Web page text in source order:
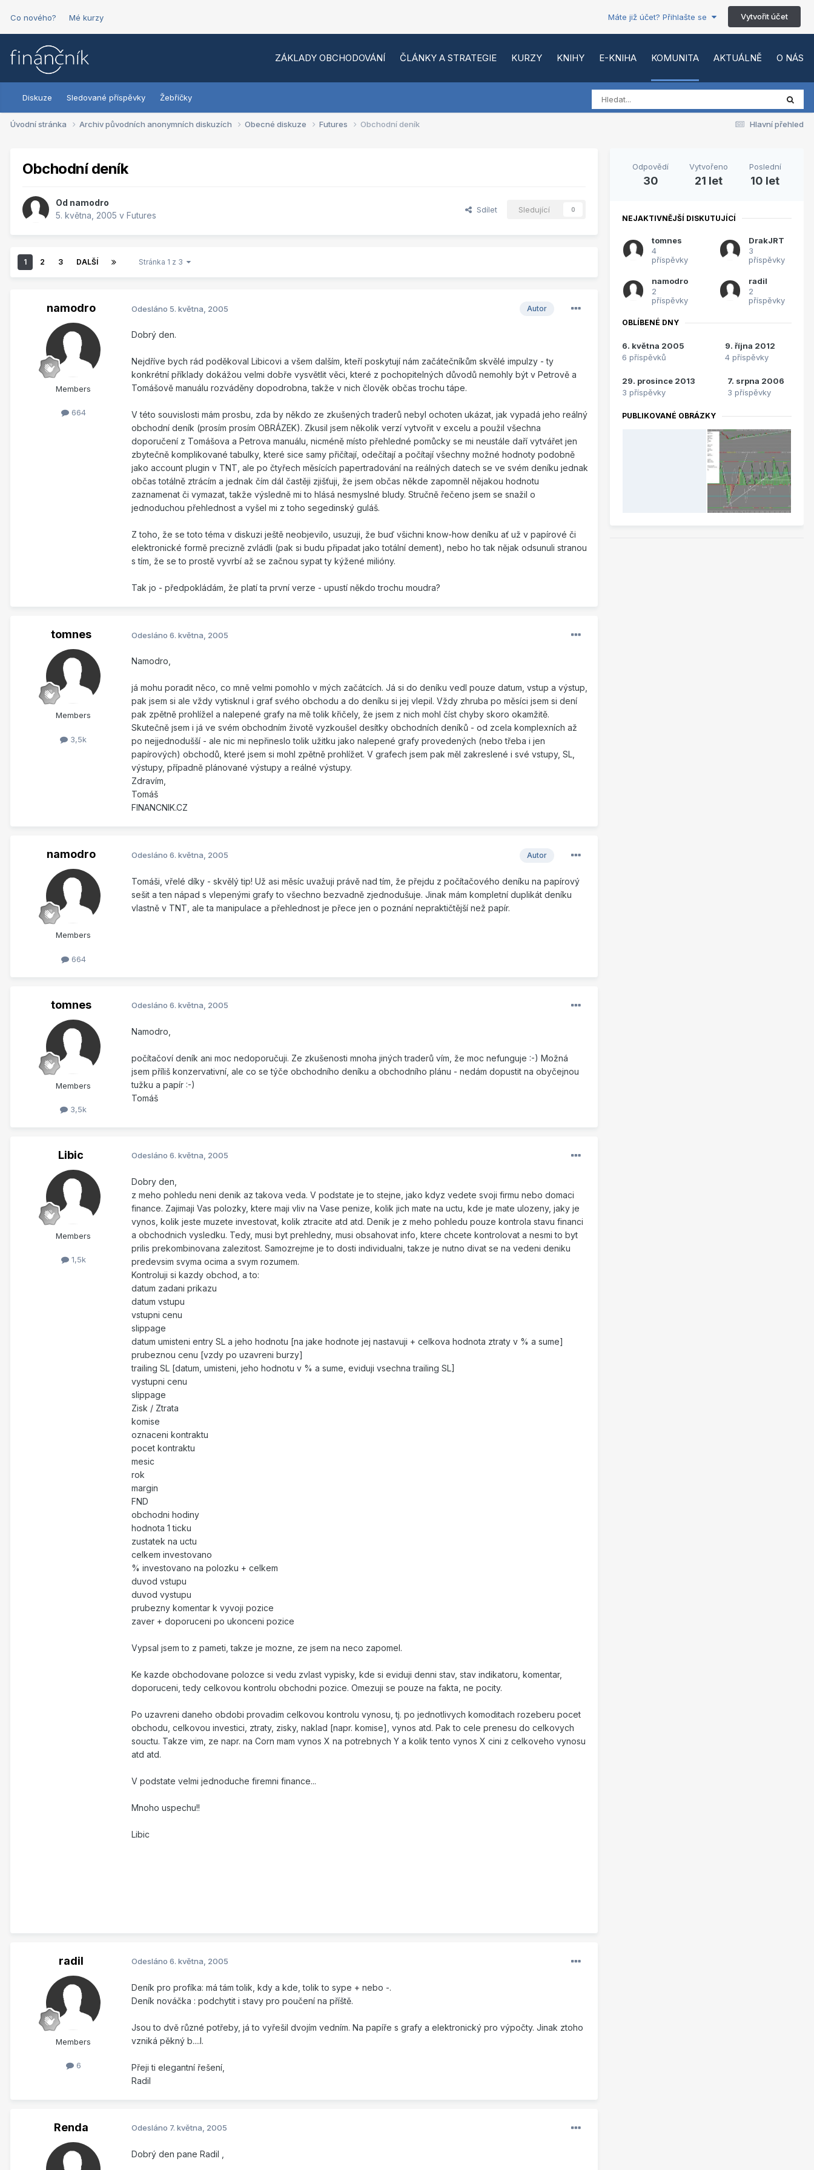
Co nového? Mé kurzy Máte již účet? Přihlašte se Vytvořit účet
ZÁKLADY OBCHODOVÁNÍ ČLÁNKY A STRATEGIE KURZY KNIHY E-KNIHA KOMUNITA AKTUÁLNĚ O NÁS
Diskuze Sledované příspěvky Žebříčky
Hlavní přehled
Úvodní stránka Archiv původních anonymních diskuzích Obecné diskuze Futures Obchodní deník
Obchodní deník
Od namodro
5. května, 2005 v Futures
Sdílet Sledující 0
1 2 3 DALŠÍ Stránka 1 z 3
namodro
Members
664
Autor
Odesláno 5. května, 2005
Dobrý den.
Nejdříve bych rád poděkoval Libicovi a všem dalším, kteří poskytují nám začátečníkům skvělé impulzy - ty
konkrétní příklady dokážou velmi dobře vysvětlit věci, které z pochopitelných důvodů nemohly být v Petrově a
Tomášově manuálu rozváděny dopodrobna, takže v nich člověk občas trochu tápe.
V této souvislosti mám prosbu, zda by někdo ze zkušených traderů nebyl ochoten ukázat, jak vypadá jeho reálný
obchodní deník (prosím prosím OBRÁZEK). Zkusil jsem několik verzí vytvořit v excelu a použil všechna
doporučení z Tomášova a Petrova manuálu, nicméně místo přehledné pomůcky se mi neustále daří vytvářet jen
zbytečně komplikované tabulky, které sice samy přičítají, odečítají a počítají všechny možné hodnoty podobně
jako account plugin v TNT, ale po čtyřech měsících papertradování na reálných datech se ve svém deníku jednak
občas totálně ztrácím a jednak čím dál častěji zjišťuji, že jsem občas někde zapomněl nějakou hodnotu
zaznamenat či vymazat, takže výsledně mi to hlásá nesmyslné bludy. Stručně řečeno jsem se snažil o
jednoduchou přehlednost a vyšel mi z toho segedinský guláš.
Z toho, že se toto téma v diskuzi ještě neobjevilo, usuzuji, že buď všichni know-how deníku ať už v papírové či
elektronické formě precizně zvládli (pak si budu připadat jako totální dement), nebo ho tak nějak odsunuli stranou
s tím, že se to prostě vyvrbí až se začnou sypat ty kýžené milióny.
Tak jo - předpokládám, že platí ta první verze - upustí někdo trochu moudra?
tomnes
Members
3,5k
Odesláno 6. května, 2005
Namodro,
já mohu poradit něco, co mně velmi pomohlo v mých začátcích. Já si do deníku vedl pouze datum, vstup a výstup,
pak jsem si ale vždy vytisknul i graf svého obchodu a do deníku si jej vlepil. Vždy zhruba po měsíci jsem si dení
pak zpětně prohlížel a nalepené grafy na mě tolik křičely, že jsem z nich mohl číst chyby skoro okamžitě.
Skutečně jsem i já ve svém obchodním životě vyzkoušel desítky obchodních deníků - od zcela komplexních až
po nejjednodušší - ale nic mi nepřineslo tolik užitku jako nalepené grafy provedených (nebo třeba i jen
papírových) obchodů, které jsem si mohl zpětně prohlížet. V grafech jsem pak měl zakreslené i své vstupy, SL,
výstupy, případně plánované výstupy a reálné výstupy.
Zdravím,
Tomáš
FINANCNIK.CZ
namodro
Members
664
Autor
Odesláno 6. května, 2005
Tomáši, vřelé díky - skvělý tip! Už asi měsíc uvažuji právě nad tím, že přejdu z počítačového deníku na papírový
sešit a ten nápad s vlepenými grafy to všechno bezvadně zjednodušuje. Jinak mám kompletní duplikát deníku
vlastně v TNT, ale ta manipulace a přehlednost je přece jen o poznání nepraktičtější než papír.
tomnes
Members
3,5k
Odesláno 6. května, 2005
Namodro,
počítačoví deník ani moc nedoporučuji. Ze zkušenosti mnoha jiných traderů vím, že moc nefunguje :-) Možná
jsem příliš konzervativní, ale co se týče obchodního deníku a obchodního plánu - nedám dopustit na obyčejnou
tužku a papír :-)
Tomáš
Libic
Members
1,5k
Odesláno 6. května, 2005
Dobry den,
z meho pohledu neni denik az takova veda. V podstate je to stejne, jako kdyz vedete svoji firmu nebo domaci
finance. Zajimaji Vas polozky, ktere maji vliv na Vase penize, kolik jich mate na uctu, kde je mate ulozeny, jaky je
vynos, kolik jeste muzete investovat, kolik ztracite atd atd. Denik je z meho pohledu pouze kontrola stavu financi
a obchodnich vysledku. Tedy, musi byt prehledny, musi obsahovat info, ktere chcete kontrolovat a nesmi to byt
prilis prekombinovana zalezitost. Samozrejme je to dosti individualni, takze je nutno divat se na vedeni deniku
predevsim svyma ocima a svym rozumem.
Kontroluji si kazdy obchod, a to:
datum zadani prikazu
datum vstupu
vstupni cenu
slippage
datum umisteni entry SL a jeho hodnotu [na jake hodnote jej nastavuji + celkova hodnota ztraty v % a sume]
prubeznou cenu [vzdy po uzavreni burzy]
trailing SL [datum, umisteni, jeho hodnotu v % a sume, eviduji vsechna trailing SL]
vystupni cenu
slippage
Zisk / Ztrata
komise
oznaceni kontraktu
pocet kontraktu
mesic
rok
margin
FND
obchodni hodiny
hodnota 1 ticku
zustatek na uctu
celkem investovano
% investovano na polozku + celkem
duvod vstupu
duvod vystupu
prubezny komentar k vyvoji pozice
zaver + doporuceni po ukonceni pozice
Vypsal jsem to z pameti, takze je mozne, ze jsem na neco zapomel.
Ke kazde obchodovane polozce si vedu zvlast vypisky, kde si eviduji denni stav, stav indikatoru, komentar,
doporuceni, tedy celkovou kontrolu obchodni pozice. Omezuji se pouze na fakta, ne pocity.
Po uzavreni daneho obdobi provadim celkovou kontrolu vynosu, tj. po jednotlivych komoditach rozeberu pocet
obchodu, celkovou investici, ztraty, zisky, naklad [napr. komise], vynos atd. Pak to cele prenesu do celkovych
souctu. Takze vim, ze napr. na Corn mam vynos X na potrebnych Y a kolik tento vynos X cini z celkoveho vynosu
atd atd.
V podstate velmi jednoduche firemni finance...
Mnoho uspechu!!
Libic
radil
Members
6
Odesláno 6. května, 2005
Deník pro profíka: má tám tolik, kdy a kde, tolik to sype + nebo -.
Deník nováčka : podchytit i stavy pro poučení na příště.
Jsou to dvě různé potřeby, já to vyřešil dvojím vedním. Na papíře s grafy a elektronický pro výpočty. Jinak ztoho
vzniká pěkný b....l.
Přeji ti elegantní řešení,
Radil
Renda Odesláno 7. května, 2005
Dobrý den pane Radil ,
Odpovědí
30
Vytvořeno
21 let
Poslední
10 let
NEJAKTIVNĚJŠÍ DISKUTUJÍCÍ
tomnes
4
příspěvky
DrakJRT
3
příspěvky
namodro
2
příspěvky
radil
2
příspěvky
OBLÍBENÉ DNY
6. května 2005
6 příspěvků
9. října 2012
4 příspěvky
29. prosince 2013
3 příspěvky
7. srpna 2006
3 příspěvky
PUBLIKOVANÉ OBRÁZKY